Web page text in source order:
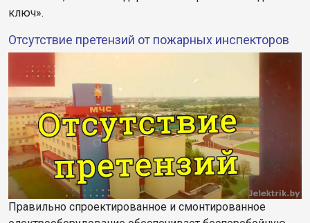
ключ».
Отсутствие претензий от пожарных инспекторов
Правильно спроектированное и смонтированное